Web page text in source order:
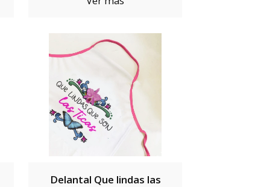
Delantal Que lindas las